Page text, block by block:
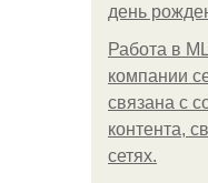
день
Работа в
компании
связана с
контента,
сетях.